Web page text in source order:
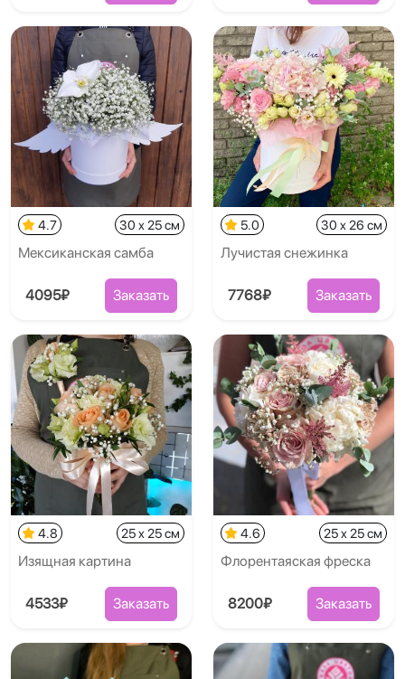
4.7 30 x 25 см
Мексиканская самба
4095₽ Заказать
5.0 30 x 26 см
Лучистая снежинка
7768₽ Заказать
4.8 25 x 25 см
Изящная картина
4533₽ Заказать
4.6 25 x 25 см
Флорентаяская фреска
8200₽ Заказать